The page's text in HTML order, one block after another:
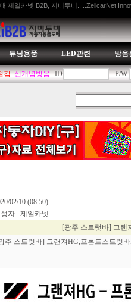
제일카넷 B2B, 지비투비.....ZeilcarNet
튜닝용품 LED관련 방음
감 신개념방음 ID P/W
02/10 (08:50)
자 : 제일카넷
[광주 스트럿바] 그랜
주 스트럿바] 그랜져HG,프론트스트럿